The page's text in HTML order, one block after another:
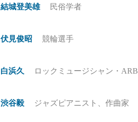
結城登美雄 民俗学者
伏見俊昭 競輪選手
白浜久 ロックミュージシャン・ARB
渋谷毅 ジャズピアニスト、作曲家